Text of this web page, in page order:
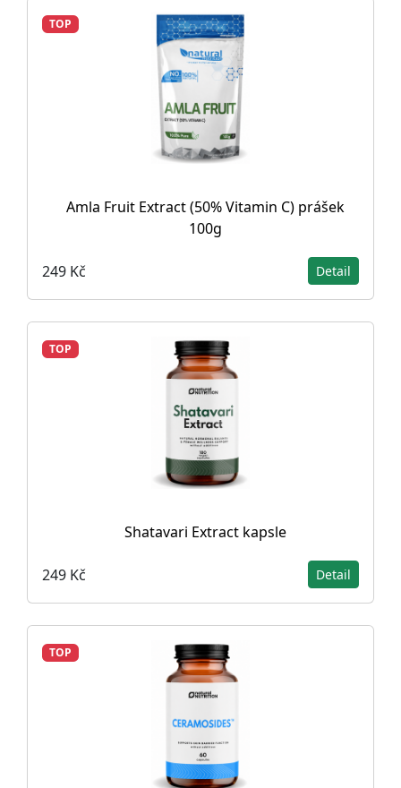
TOP
Amla Fruit Extract (50% Vitamin C) prášek
100g
249 Kč Detail
TOP
Shatavari Extract kapsle
249 Kč Detail
TOP